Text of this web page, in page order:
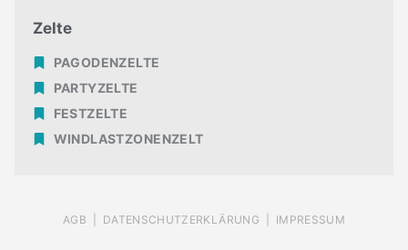
Zelte
PAGODENZELTE
PARTYZELTE
FESTZELTE
WINDLASTZONENZELT
AGB | DATENSCHUTZERKLÄRUNG | IMPRESSUM